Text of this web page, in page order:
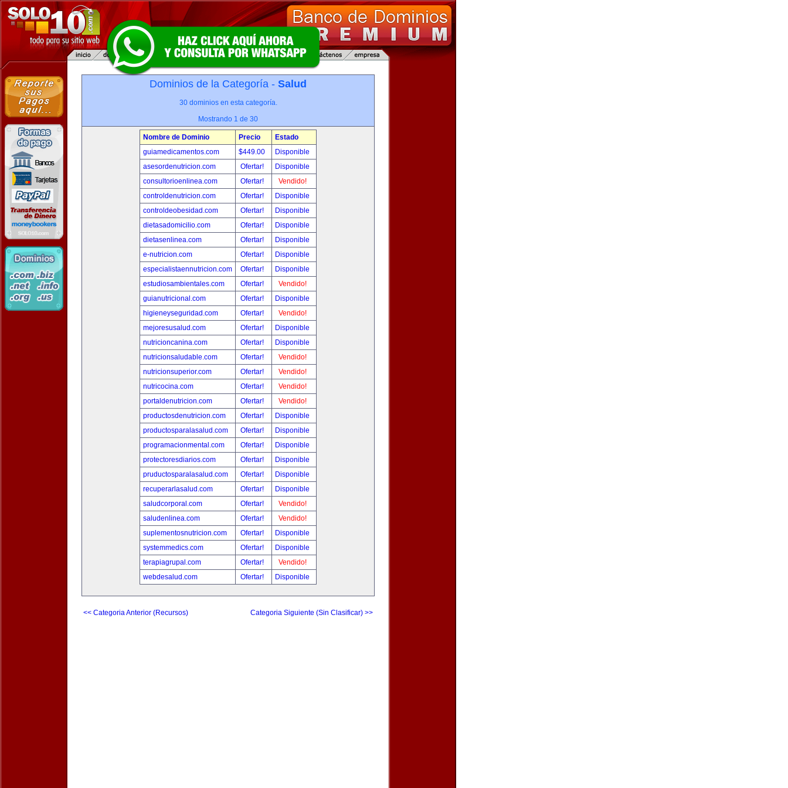
Dominios de la Categoría - Salud
30 dominios en esta categoría.
Mostrando 1 de 30
Nombre de Dominio Precio
Estado
guiamedicamentos.com
$449.00
Disponible
asesordenutricion.com
Ofertar!
Disponible
consultorioenlinea.com
Ofertar!
Vendido!
controldenutricion.com
Ofertar!
Disponible
controldeobesidad.com
Ofertar!
Disponible
dietasadomicilio.com
Ofertar!
Disponible
dietasenlinea.com
Ofertar!
Disponible
e-nutricion.com
Ofertar!
Disponible
especialistaennutricion.com
Ofertar!
Disponible
estudiosambientales.com
Ofertar!
Vendido!
guianutricional.com
Ofertar!
Disponible
higieneyseguridad.com
Ofertar!
Vendido!
mejoresusalud.com
Ofertar!
Disponible
nutricioncanina.com
Ofertar!
Disponible
nutricionsaludable.com
Ofertar!
Vendido!
nutricionsuperior.com
Ofertar!
Vendido!
nutricocina.com
Ofertar!
Vendido!
portaldenutricion.com
Ofertar!
Vendido!
productosdenutricion.com
Ofertar!
Disponible
productosparalasalud.com
Ofertar!
Disponible
programacionmental.com
Ofertar!
Disponible
protectoresdiarios.com
Ofertar!
Disponible
pruductosparalasalud.com
Ofertar!
Disponible
recuperarlasalud.com
Ofertar!
Disponible
saludcorporal.com
Ofertar!
Vendido!
saludenlinea.com
Ofertar!
Vendido!
suplementosnutricion.com
Ofertar!
Disponible
systemmedics.com
Ofertar!
Disponible
terapiagrupal.com
Ofertar!
Vendido!
webdesalud.com
Ofertar! Disponible
<< Categoria Anterior (Recursos) Categoria Siguiente (Sin Clasificar) >>